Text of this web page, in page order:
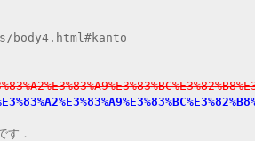
body4.html#kanto
す．